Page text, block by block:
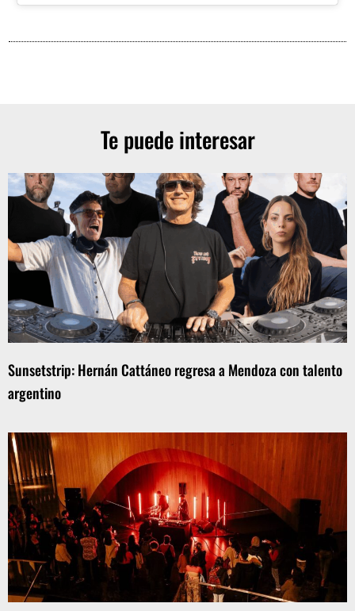
Te puede interesar
Sunsetstrip: Hernán Cattáneo regresa a Mendoza con talento
argentino